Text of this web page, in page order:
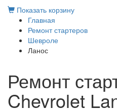
Показать корзину
Главная
Ремонт стартеров
Шевроле
Ланос
Ремонт
Chevrolet